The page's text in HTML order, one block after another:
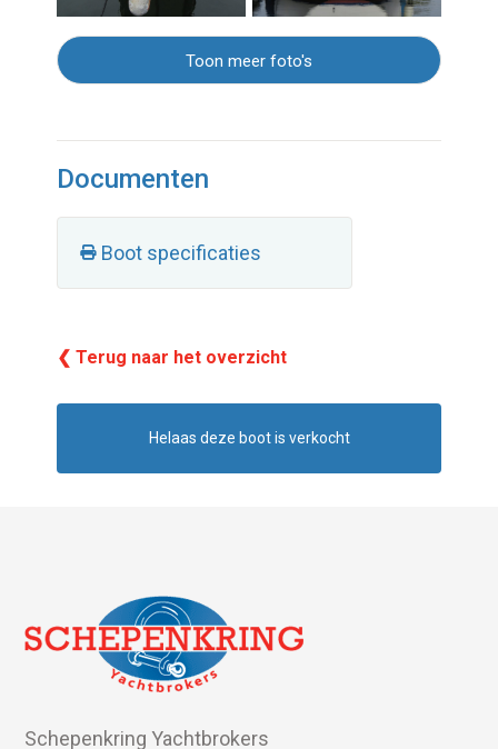
Toon meer foto's
Documenten
Boot specificaties
❮ Terug naar het overzicht
Helaas deze boot is verkocht
Schepenkring Yachtbrokers